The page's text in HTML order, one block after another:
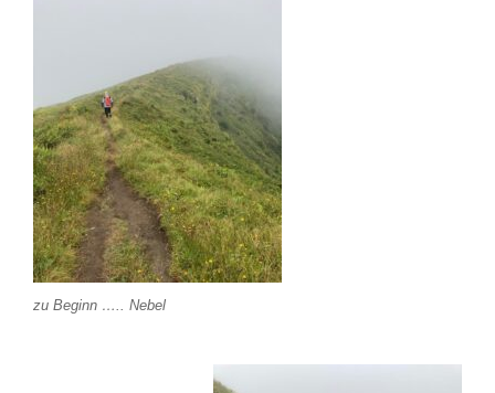
zu Beginn ….. Nebel